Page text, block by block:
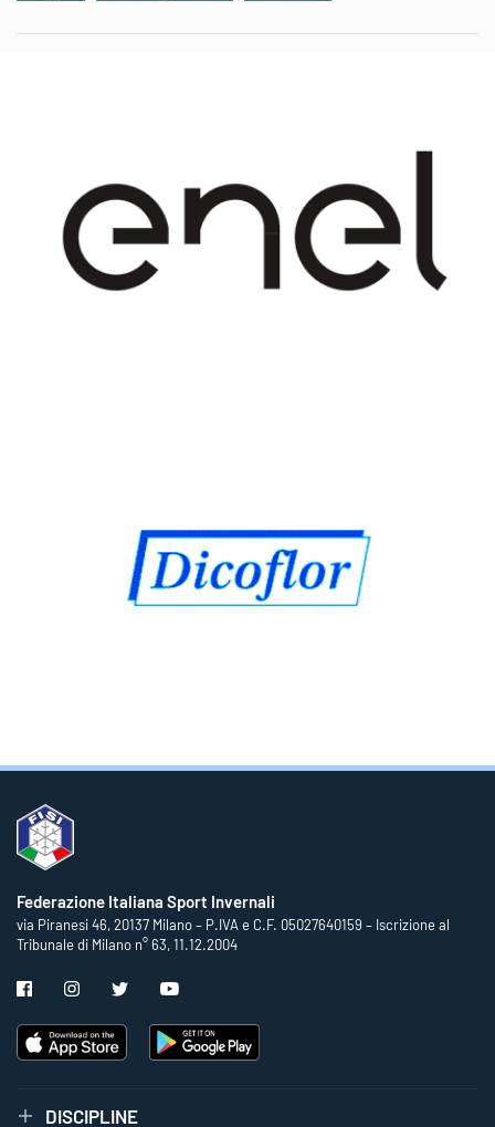
Federazione Italiana Sport Invernali
via Piranesi 46, 20137 Milano – P.IVA e C.F. 05027640159 – Iscrizione al
Tribunale di Milano n° 63, 11.12.2004
DISCIPLINE